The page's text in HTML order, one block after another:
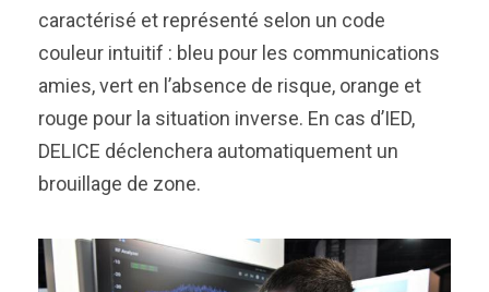
caractérisé et représenté selon un code
couleur intuitif : bleu pour les communications
amies, vert en l’absence de risque, orange et
rouge pour la situation inverse. En cas d’IED,
DELICE déclenchera automatiquement un
brouillage de zone.